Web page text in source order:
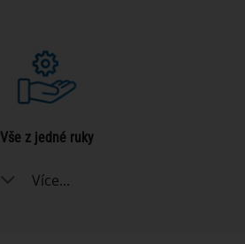
Vše z jedné ruky
Více...